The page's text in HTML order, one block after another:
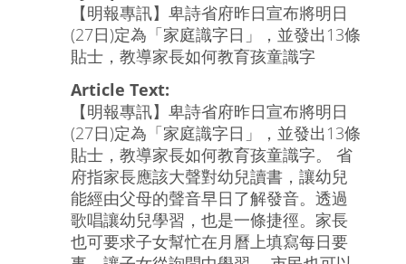
【明報專訊】卑詩省府昨日宣布將明日
(27日)定為「家庭識字日」，並發出13條
貼士，教導家長如何教育孩童識字
Article Text:
【明報專訊】卑詩省府昨日宣布將明日
(27日)定為「家庭識字日」，並發出13條
貼士，教導家長如何教育孩童識字。 省
府指家長應該大聲對幼兒讀書，讓幼兒
能經由父母的聲音早日了解發音。透過
歌唱讓幼兒學習，也是一條捷徑。家長
也可要求子女幫忙在月曆上填寫每日要